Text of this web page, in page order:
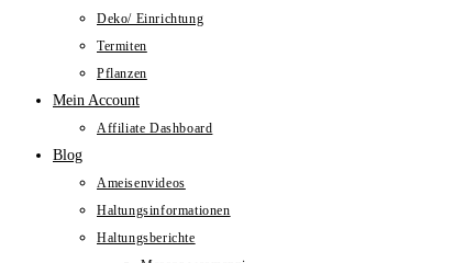
Deko/ Einrichtung
Termiten
Pflanzen
Mein Account
Affiliate Dashboard
Blog
Ameisenvideos
Haltungsinformationen
Haltungsberichte